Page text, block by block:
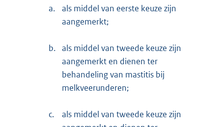
a.
als middel van eerste keuze zijn
aangemerkt;
b. als middel van tweede keuze zijn
aangemerkt en dienen ter
behandeling van mastitis bij
melkveerunderen;
c.
als middel van tweede keuze zijn